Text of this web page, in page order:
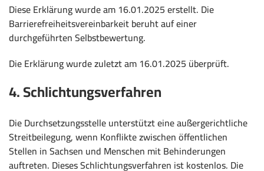
Diese Erklärung wurde am 16.01.2025 erstellt. Die
Barrierefreiheitsvereinbarkeit beruht auf einer
durchgeführten Selbstbewertung.
Die Erklärung wurde zuletzt am 16.01.2025 überprüft.
4. Schlichtungsverfahren
Die Durchsetzungsstelle unterstützt eine außergerichtliche
Streitbeilegung, wenn Konflikte zwischen öffentlichen
Stellen in Sachsen und Menschen mit Behinderungen
auftreten. Dieses Schlichtungsverfahren ist kostenlos. Die